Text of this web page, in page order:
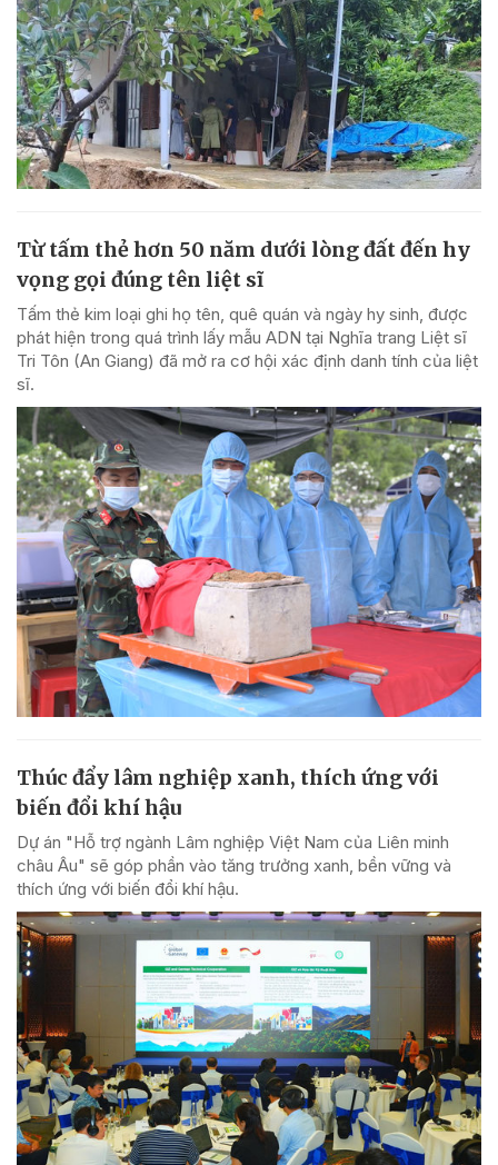
Từ tấm thẻ hơn 50 năm dưới lòng đất đến hy
vọng gọi đúng tên liệt sĩ
Tấm thẻ kim loại ghi họ tên, quê quán và ngày hy sinh, được
phát hiện trong quá trình lấy mẫu ADN tại Nghĩa trang Liệt sĩ
Tri Tôn (An Giang) đã mở ra cơ hội xác định danh tính của liệt
sĩ.
Thúc đẩy lâm nghiệp xanh, thích ứng với
biến đổi khí hậu
Dự án "Hỗ trợ ngành Lâm nghiệp Việt Nam của Liên minh
châu Âu" sẽ góp phần vào tăng trưởng xanh, bền vững và
thích ứng với biến đổi khí hậu.